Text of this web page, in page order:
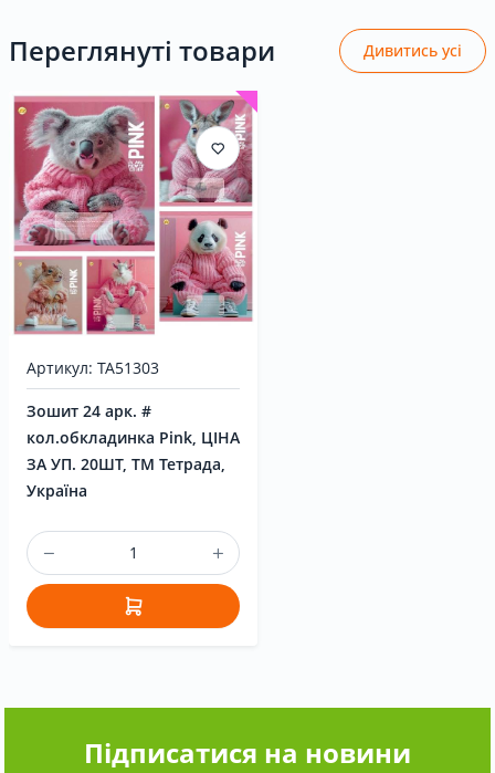
Переглянуті товари Дивитись усі
Артикул: ТА51303
Зошит 24 арк. #
кол.обкладинка Pink, ЦІНА
ЗА УП. 20ШТ, ТМ Тетрада,
Україна
Підписатися на новини